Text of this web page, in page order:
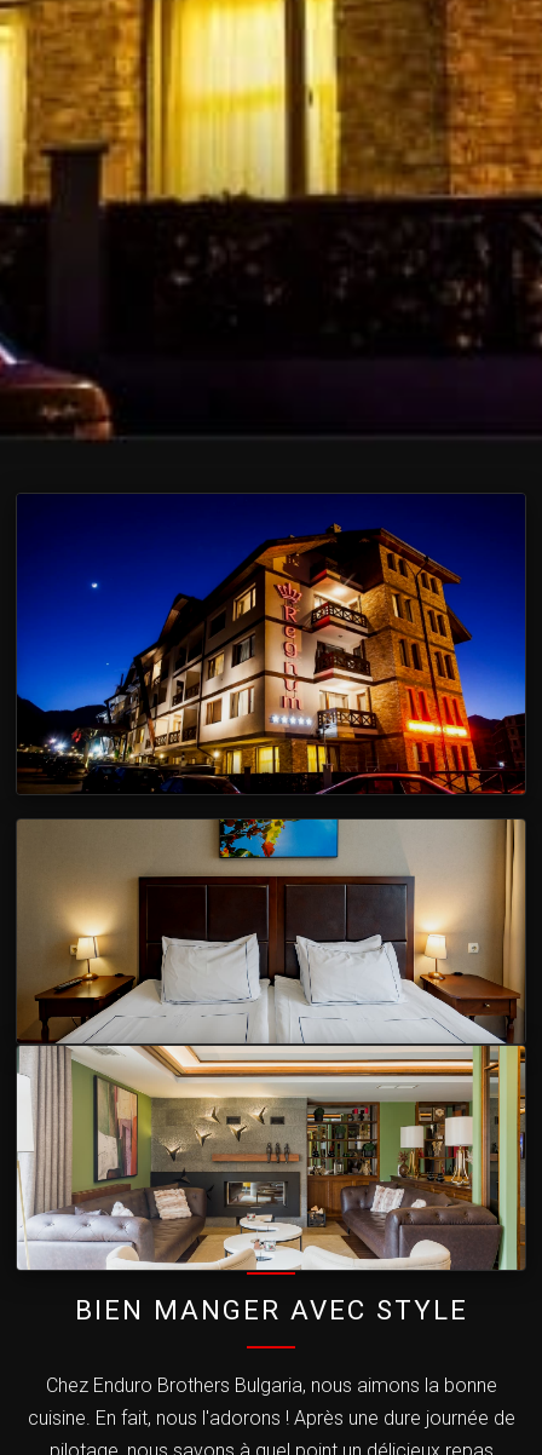
BIEN MANGER AVEC STYLE
Chez Enduro Brothers Bulgaria, nous aimons la bonne
cuisine. En fait, nous l'adorons ! Après une dure journée de